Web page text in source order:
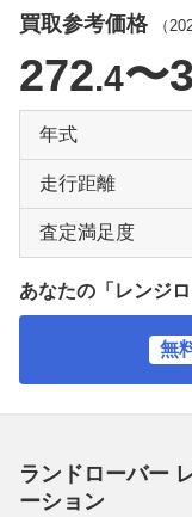
買取参考価格 （
272.4〜
年式
走行距離
査定満足度
あなたの「レンジ
無
ランドローバー
ーション